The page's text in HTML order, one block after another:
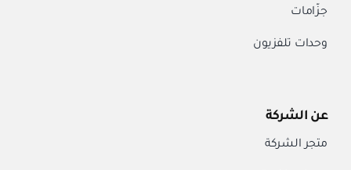
جزّامات
وحدات تلفزيون
عن الشركة
متجر الشركة